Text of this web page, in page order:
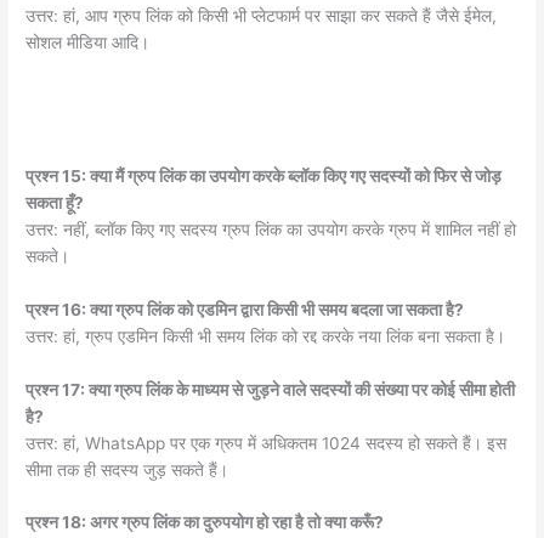
उत्तर: हां, आप ग्रुप लिंक को किसी भी प्लेटफार्म पर साझा कर सकते हैं जैसे ईमेल,
सोशल मीडिया आदि।
प्रश्न 15: क्या मैं ग्रुप लिंक का उपयोग करके ब्लॉक किए गए सदस्यों को फिर से जोड़
सकता हूँ?
उत्तर: नहीं, ब्लॉक किए गए सदस्य ग्रुप लिंक का उपयोग करके ग्रुप में शामिल नहीं हो
सकते।
प्रश्न 16: क्या ग्रुप लिंक को एडमिन द्वारा किसी भी समय बदला जा सकता है?
उत्तर: हां, ग्रुप एडमिन किसी भी समय लिंक को रद्द करके नया लिंक बना सकता है।
प्रश्न 17: क्या ग्रुप लिंक के माध्यम से जुड़ने वाले सदस्यों की संख्या पर कोई सीमा होती
है?
उत्तर: हां, WhatsApp पर एक ग्रुप में अधिकतम 1024 सदस्य हो सकते हैं। इस
सीमा तक ही सदस्य जुड़ सकते हैं।
प्रश्न 18: अगर ग्रुप लिंक का दुरुपयोग हो रहा है तो क्या करूँ?